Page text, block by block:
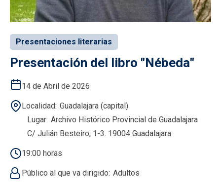
Presentaciones literarias
Presentación del libro "Nébeda"
14 de Abril de 2026
Localidad Guadalajara (capital)
Lugar Archivo Histórico Provincial de Guadalajara
C/ Julián Besteiro, 1-3. 19004 Guadalajara
19:00 horas
Público al que va dirigido Adultos